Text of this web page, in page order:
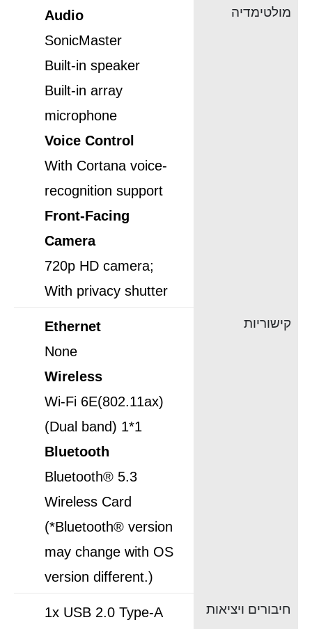
מולטימדיה
Audio
SonicMaster
Built-in speaker
Built-in array
microphone
Voice Control
With Cortana voice-
recognition support
Front-Facing
Camera
720p HD camera;
With privacy shutter
קישוריות
Ethernet
None
Wireless
Wi-Fi 6E(802.11ax)
(Dual band) 1*1
Bluetooth
Bluetooth® 5.3
Wireless Card
(*Bluetooth® version
may change with OS
version different.)
חיבורים ויציאות
1x USB 2.0 Type-A